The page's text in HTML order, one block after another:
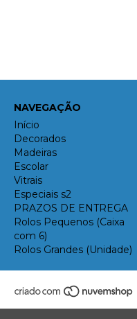
NAVEGAÇÃO
Início
Decorados
Madeiras
Escolar
Vitrais
Especiais s2
PRAZOS DE ENTREGA
Rolos Pequenos (Caixa
com 6)
Rolos Grandes (Unidade)